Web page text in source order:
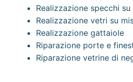
Realizzazione specchi su
Realizzazione vetri su
Realizzazione gattaiole
Riparazione porte e
Riparazione vetrine di